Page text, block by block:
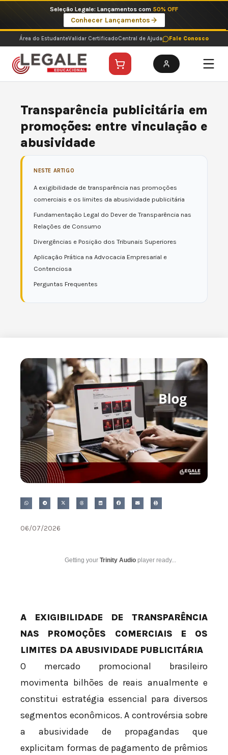
o
conteúdo
Imperdíveis no Pix: Pós Selecionadas a 199 reais no pix em parcela única
Ver ofertas
Área do EstudanteValidar CertificadoCentral de Ajuda Fale Conosco
Transparência publicitária em
promoções: entre vinculação e
abusividade
NESTE ARTIGO
A exigibilidade de transparência nas promoções
comerciais e os limites da abusividade publicitária
Fundamentação Legal do Dever de Transparência nas
Relações de Consumo
Divergências e Posição dos Tribunais Superiores
Aplicação Prática na Advocacia Empresarial e
Contenciosa
Perguntas Frequentes
06/07/2026
Getting your Trinity Audio player ready...
A EXIGIBILIDADE DE TRANSPARÊNCIA
NAS PROMOÇÕES COMERCIAIS E OS
LIMITES DA ABUSIVIDADE PUBLICITÁRIA
O mercado promocional brasileiro
movimenta bilhões de reais anualmente e
constitui estratégia essencial para diversos
segmentos econômicos. A controvérsia sobre
a abusividade de propagandas que
explicitam formas de pagamento de prêmios